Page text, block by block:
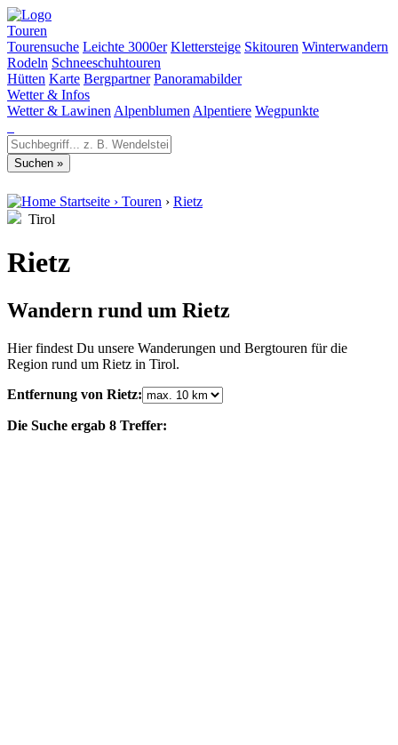
Touren
Tourensuche Leichte 3000er Klettersteige Skitouren Winterwandern
Rodeln Schneeschuhtouren
Hütten Karte Bergpartner Panoramabilder
Wetter & Infos
Wetter & Lawinen Alpenblumen Alpentiere Wegpunkte
Startseite › Touren › Rietz
Tirol
Rietz
Wandern rund um Rietz
Hier findest Du unsere Wanderungen und Bergtouren für die
Region rund um Rietz in Tirol.
Entfernung von Rietz:
Die Suche ergab 8 Treffer: